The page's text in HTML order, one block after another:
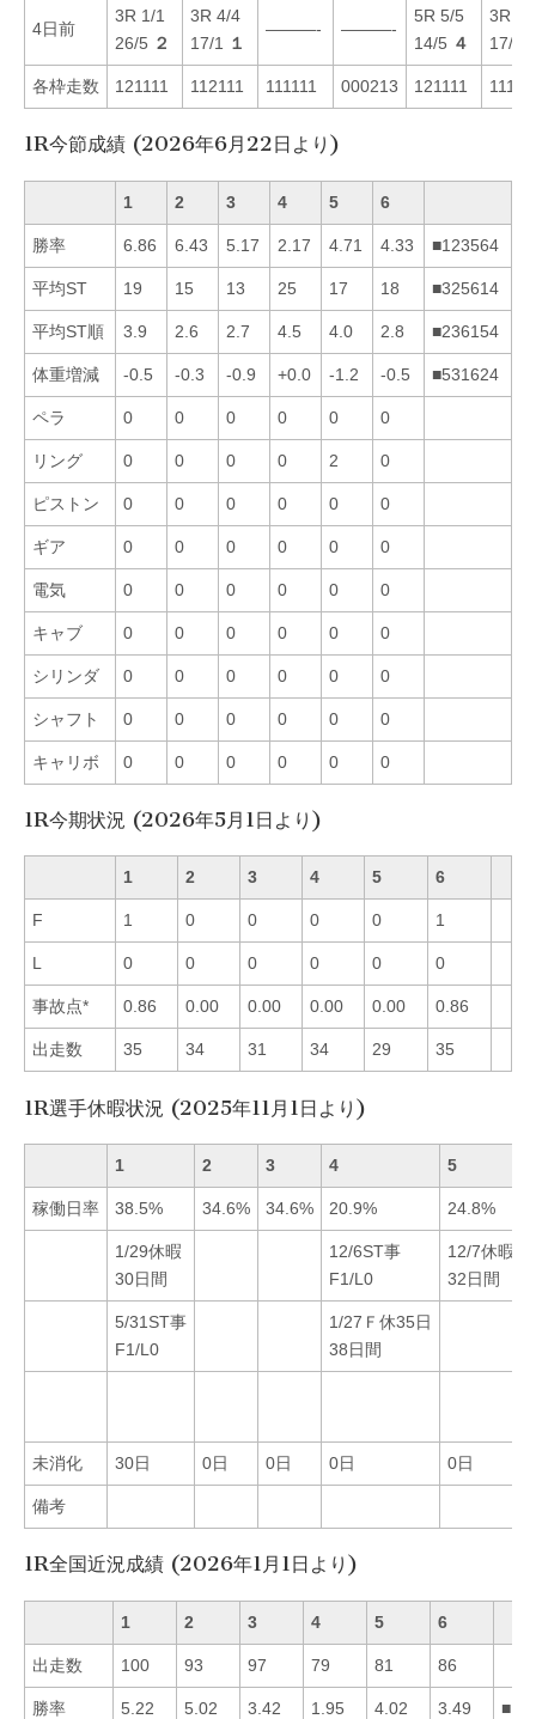
4日前
3R 1/1
26/5 ２
3R 4/4
17/1
１
———- ———-
5R 5/5
14/5 ４
3R 6/
17/1
各枠走数 121111 112111 111111 000213 121111
1R今節成績 (2026年6月22日より)
1 2 3 4 5 6
勝率 6.86 6.43 5.17 2.17 4.71 4.33 ■123564
平均ST 19 15 13 25 17 18 ■325614
平均ST順 3.9 2.6 2.7 4.5 4.0 2.8 ■236154
体重増減 -0.5 -0.3 -0.9 +0.0 -1.2 -0.5 ■531624
ペラ 0 0 0 0 0 0
リング 0 0 0 0 2 0
ピストン 0 0 0 0 0 0
ギア 0 0 0 0 0 0
電気 0 0 0 0 0 0
キャブ 0 0 0 0 0 0
シリンダ 0 0 0 0 0 0
シャフト 0 0 0 0 0 0
キャリボ 0 0 0 0 0 0
1R今期状況 (2026年5月1日より)
1 2 3 4 5 6
F 1 0 0 0 0 1
L 0 0 0 0 0 0
事故点* 0.86 0.00 0.00 0.00 0.00 0.86
出走数 35 34 31 34 29 35
1R選手休暇状況 (2025年11月1日より)
1 2 3 4 5
稼働日率 38.5% 34.6% 34.6% 20.9% 24.8%
1/29休暇
30日間
12/6ST事
F1/L0
12/7休暇
32日間
5/31ST事
F1/L0
1/27Ｆ休35日
38日間
未消化 30日 0日 0日 0日 0日
備考
1R全国近況成績 (2026年1月1日より)
1 2 3 4 5 6
出走数 100 93 97 79 81 86
勝率 5.22 5.02 3.42 1.95 4.02 3.49